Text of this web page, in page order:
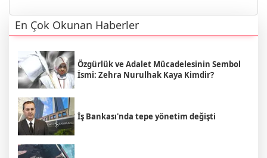
En Çok Okunan Haberler
Özgürlük ve Adalet Mücadelesinin Sembol
İsmi: Zehra Nurulhak Kaya Kimdir?
İş Bankası'nda tepe yönetim değişti